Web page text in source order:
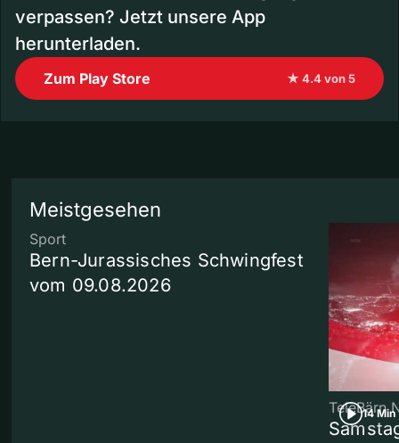
verpassen? Jetzt unsere App
herunterladen.
Zum Play Store ★ 4.4 von 5
Meistgesehen
Sport
Bern-Jurassisches Schwingfest
vom 09.08.2026
14 Min
TeleBärn